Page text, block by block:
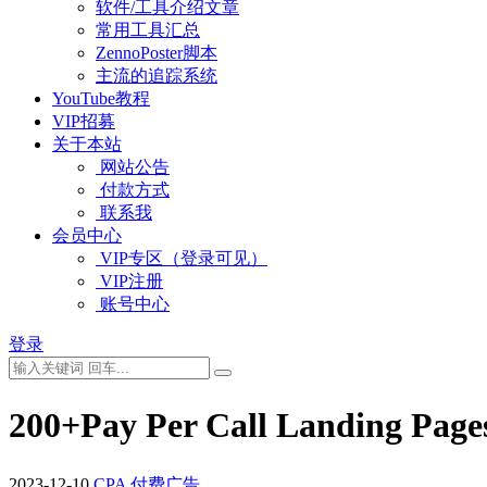
软件/工具介绍文章
常用工具汇总
ZennoPoster脚本
主流的追踪系统
YouTube教程
VIP招募
关于本站
网站公告
付款方式
联系我
会员中心
VIP专区（登录可见）
VIP注册
账号中心
登录
200+Pay Per Call Landing